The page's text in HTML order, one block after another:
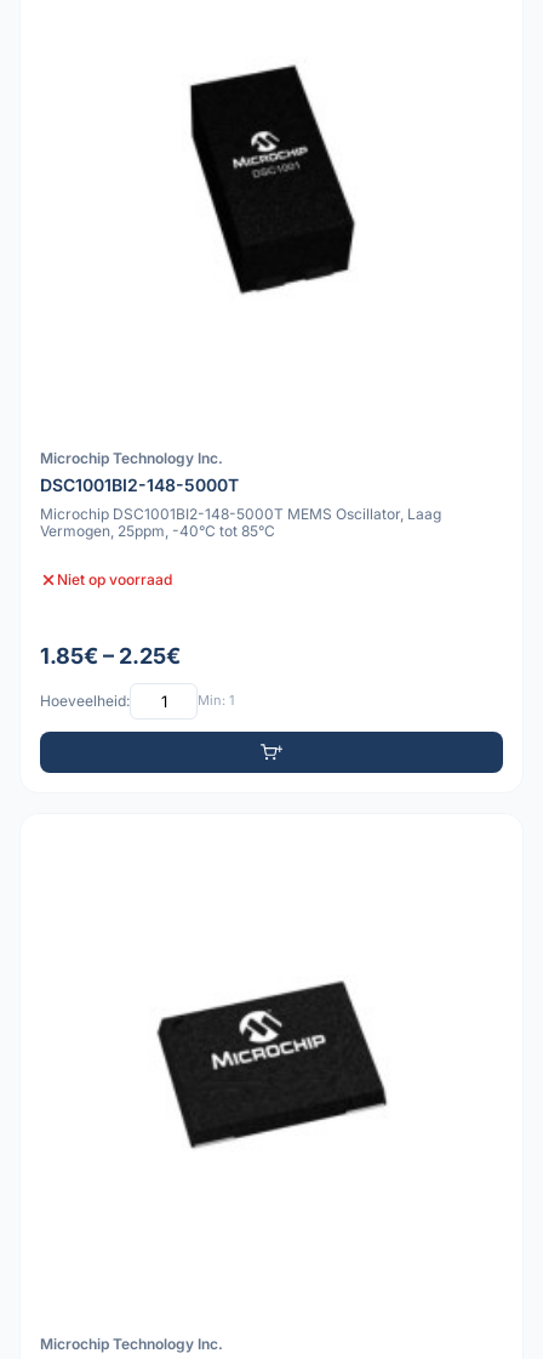
Microchip Technology Inc.
DSC1001BI2-148-5000T
Microchip DSC1001BI2-148-5000T MEMS Oscillator, Laag
Vermogen, 25ppm, -40°C tot 85°C
Niet op voorraad
1.85€ – 2.25€
Hoeveelheid: Min: 1
Microchip Technology Inc.